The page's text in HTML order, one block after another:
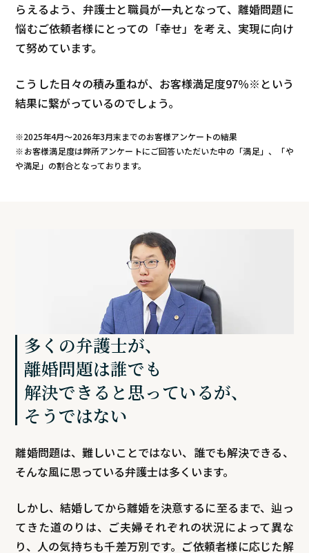
らえるよう、弁護士と職員が一丸となって、離婚問題に
悩むご依頼者様にとっての「幸せ」を考え、実現に向け
て努めています。
こうした日々の積み重ねが、お客様満足度97％※という
結果に繋がっているのでしょう。
※2025年4月～2026年3月末までのお客様アンケートの結果
※お客様満足度は弊所アンケートにご回答いただいた中の「満足」、「や
や満足」の割合となっております。
多くの弁護士が、
離婚問題は誰でも
解決できると思っているが、
そうではない
離婚問題は、難しいことではない、誰でも解決できる、
そんな風に思っている弁護士は多くいます。
しかし、結婚してから離婚を決意するに至るまで、辿っ
てきた道のりは、ご夫婦それぞれの状況によって異な
り、人の気持ちも千差万別です。ご依頼者様に応じた解